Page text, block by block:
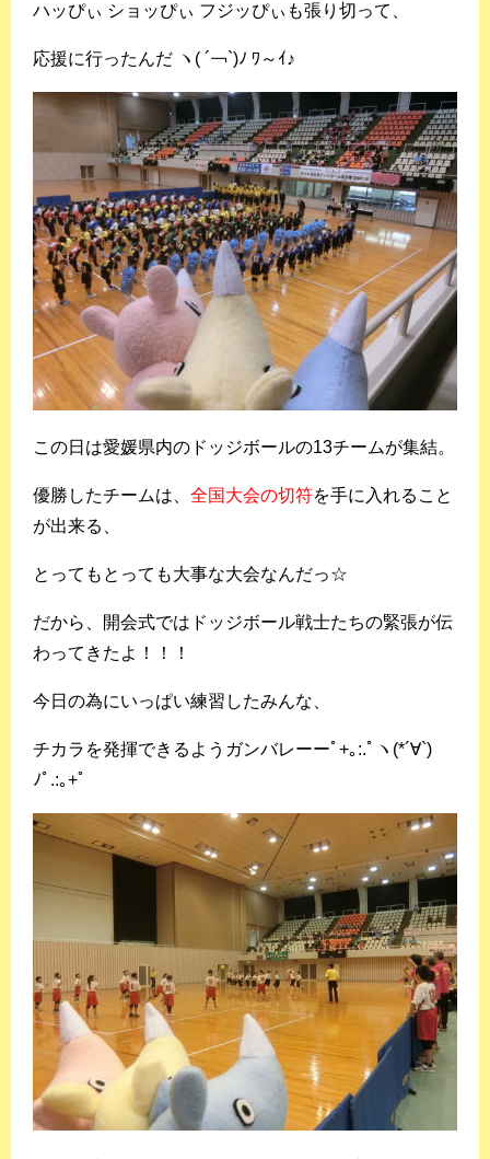
ハッぴぃ ショッぴぃ フジッぴぃも張り切って、
応援に行ったんだ ヽ( ´￢`)ﾉ ﾜ～ｲ♪
この日は愛媛県内のドッジボールの13チームが集結。
優勝したチームは、 全国大会の切符を手に入れること
が出来る、
とってもとっても大事な大会なんだっ☆
だから、開会式ではドッジボール戦士たちの緊張が伝
わってきたよ！！！
今日の為にいっぱい練習したみんな、
チカラを発揮できるようガンバレーーﾟ+｡:.ﾟヽ(*´∀`)
ﾉﾟ.:｡+ﾟ